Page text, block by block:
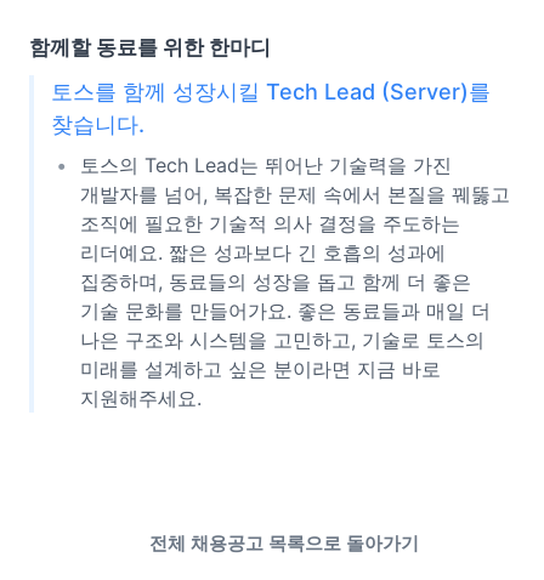
함께할 동료를 위한 한마디
토스를 함께 성장시킬 Tech Lead (Server)를
찾습니다.
토스의 Tech Lead는 뛰어난 기술력을 가진
개발자를 넘어, 복잡한 문제 속에서 본질을 꿰뚫고
조직에 필요한 기술적 의사 결정을 주도하는
리더예요. 짧은 성과보다 긴 호흡의 성과에
집중하며, 동료들의 성장을 돕고 함께 더 좋은
기술 문화를 만들어가요. 좋은 동료들과 매일 더
나은 구조와 시스템을 고민하고, 기술로 토스의
미래를 설계하고 싶은 분이라면 지금 바로
지원해주세요.
전체 채용공고 목록으로 돌아가기